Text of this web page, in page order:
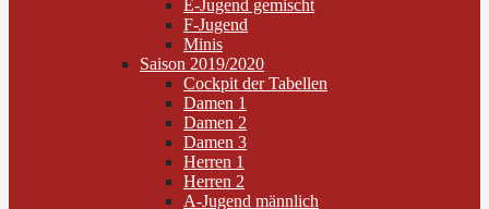
E-Jugend gemischt
F-Jugend
Minis
Saison 2019/2020
Cockpit der Tabellen
Damen 1
Damen 2
Damen 3
Herren 1
Herren 2
A-Jugend männlich